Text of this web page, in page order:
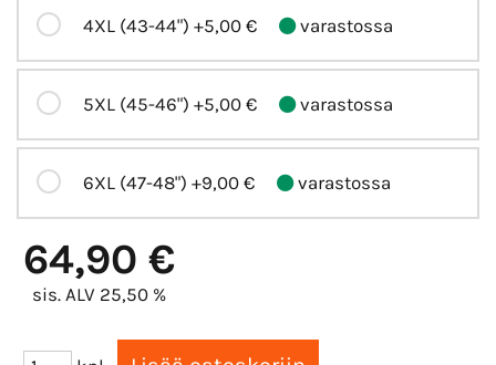
4XL (43-44") +5,00 € varastossa
5XL (45-46") +5,00 € varastossa
6XL (47-48") +9,00 € varastossa
64,90 €
sis. ALV 25,50 %